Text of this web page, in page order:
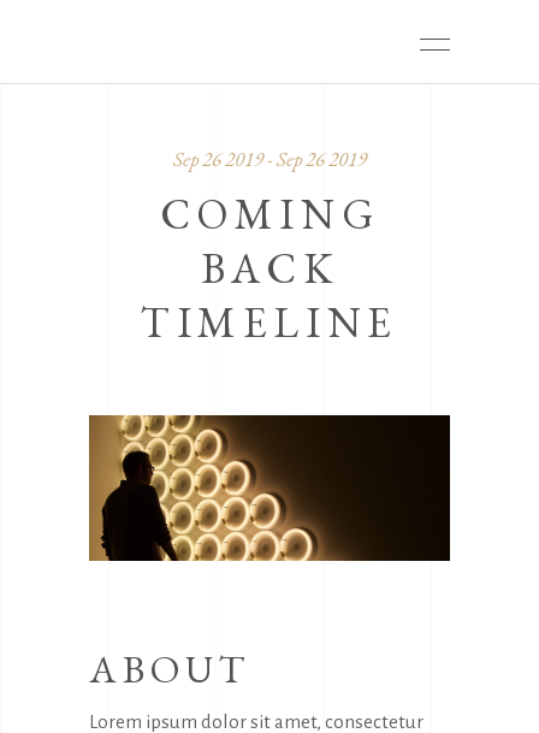
Sep 26 2019 - Sep 26 2019
COMING
BACK
TIMELINE
ABOUT
Lorem ipsum dolor sit amet, consectetur